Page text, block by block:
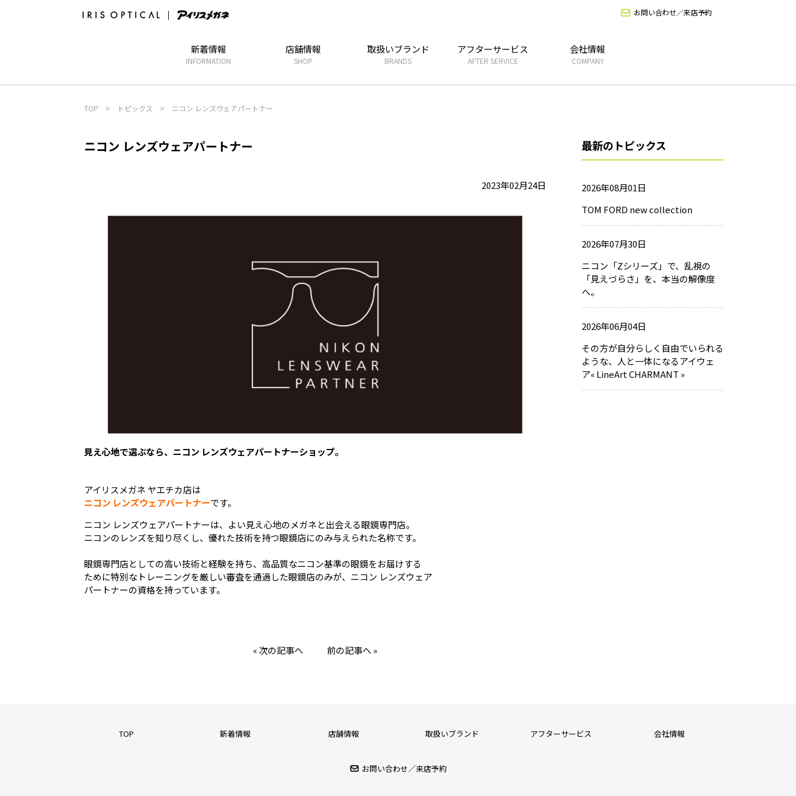
お問い合わせ／来店予約
新着情報
INFORMATION
店舗情報
SHOP
取扱いブランド
BRANDS
アフターサービス
AFTER SERVICE
会社情報
COMPANY
TOP > トピックス > ニコン レンズウェアパートナー
ニコン レンズウェアパートナー
2023年02月24日
見え心地で選ぶなら、ニコン レンズウェアパートナーショップ。
アイリスメガネ ヤエチカ店は
ニコン レンズウェアパートナーです。
ニコン レンズウェアパートナーは、よい見え心地のメガネと出会える眼鏡専門店。
ニコンのレンズを知り尽くし、優れた技術を持つ眼鏡店にのみ与えられた名称です。
眼鏡専門店としての高い技術と経験を持ち、高品質なニコン基準の眼鏡をお届けする
ために特別なトレーニングを厳しい審査を通過した眼鏡店のみが、ニコン レンズウェア
パートナーの資格を持っています。
« 次の記事へ 前の記事へ »
最新のトピックス
2026年08月01日
TOM FORD new collection
2026年07月30日
ニコン「Zシリーズ」で、乱視の
「見えづらさ」を、本当の解像度
へ。
2026年06月04日
その方が自分らしく自由でいられる
ような、人と一体になるアイウェ
ア« LineArt CHARMANT »
TOP 新着情報 店舗情報 取扱いブランド アフターサービス 会社情報
お問い合わせ／来店予約